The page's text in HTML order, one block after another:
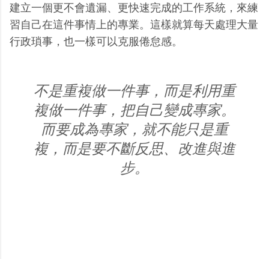
建立一個更不會遺漏、更快速完成的工作系統，來練
習自己在這件事情上的專業。這樣就算每天處理大量
行政瑣事，也一樣可以克服倦怠感。
不是重複做一件事，而是利用重
複做一件事，把自己變成專家。
而要成為專家，就不能只是重
複，而是要不斷反思、改進與進
步。